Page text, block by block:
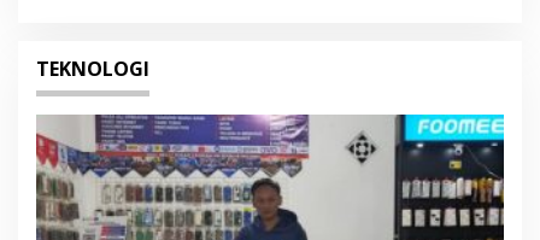
TEKNOLOGI